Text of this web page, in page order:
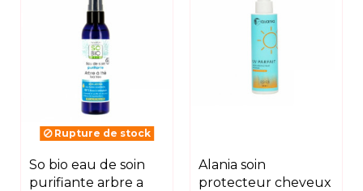
Rupture de stock
so bio eau de soin
purifiante arbre a
alania soin
protecteur cheveux